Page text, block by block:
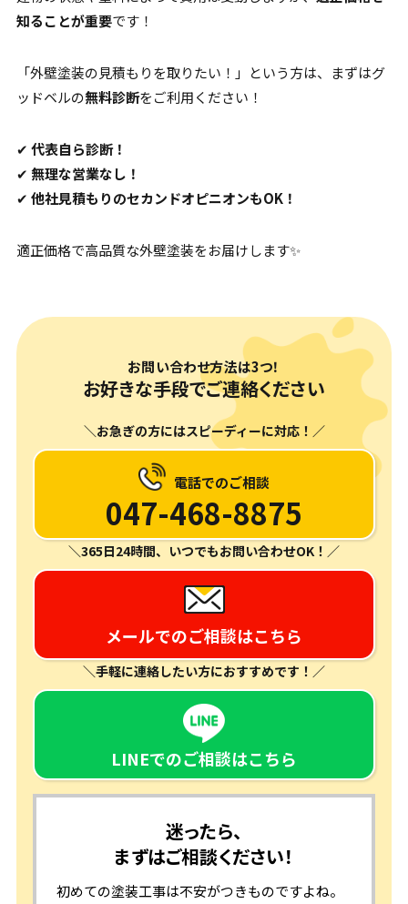
知ることが重要です！
「外壁塗装の見積もりを取りたい！」という方は、まずはグ
ッドベルの無料診断をご利用ください！
✔ 代表自ら診断！
✔ 無理な営業なし！
✔ 他社見積もりのセカンドオピニオンもOK！
適正価格で高品質な外壁塗装をお届けします✨
お問い合わせ方法は3つ！
お好きな手段でご連絡ください
＼お急ぎの方にはスピーディーに対応！／
電話でのご相談
047-468-8875
＼365日24時間、いつでもお問い合わせOK！／
メールでのご相談はこちら
＼手軽に連絡したい方におすすめです！／
LINEでのご相談はこちら
迷ったら、
まずはご相談ください！
初めての塗装工事は不安がつきものですよね。